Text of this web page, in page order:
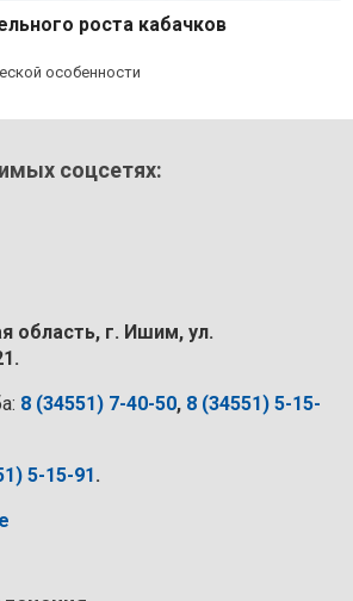
роста кабачков
особенности
соцсетях:
область, г. Ишим, ул.
8 (34551) 7-40-50, 8 (34551) 5-15-
5-15-91.